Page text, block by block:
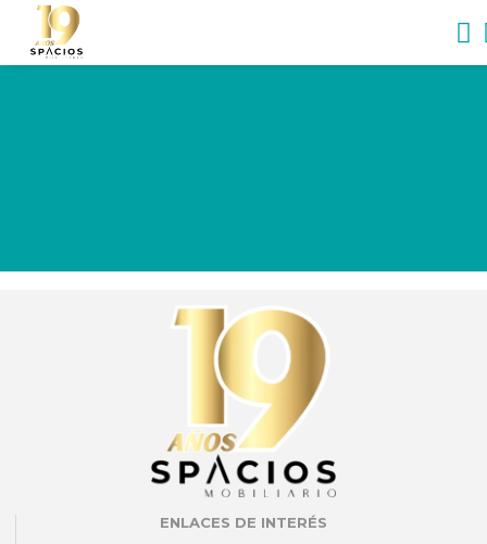
ENLACES DE INTERÉS